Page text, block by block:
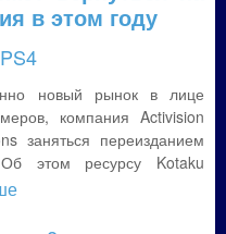
в этом году
новый рынок в лице
компания Activision
заняться переизданием
этом ресурсу Kotaku